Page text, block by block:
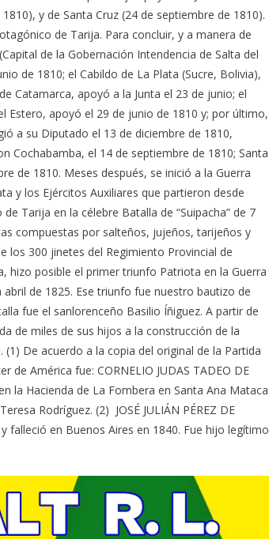
y de Santa Cruz (24 de septiembre de 1810).
de Tarija. Para concluir, y a manera de
de la Gobernación Intendencia de Salta del
de 1810; el Cabildo de La Plata (Sucre, Bolivia),
Catamarca, apoyó a la Junta el 23 de junio; el
Estero, apoyó el 29 de junio de 1810 y; por último,
a su Diputado el 13 de diciembre de 1810,
Cochabamba, el 14 de septiembre de 1810; Santa
de 1810. Meses después, se inició a la Guerra
y los Ejércitos Auxiliares que partieron desde
Tarija en la célebre Batalla de “Suipacha” de 7
compuestas por salteños, jujeños, tarijeños y
los 300 jinetes del Regimiento Provincial de
hizo posible el primer triunfo Patriota en la Guerra
de 1825. Ese triunfo fue nuestro bautizo de
fue el sanlorenceño Basilio Íñiguez. A partir de
de miles de sus hijos a la construcción de la
De acuerdo a la copia del original de la Partida
América fue: CORNELIO JUDAS TADEO DE
la Hacienda de La Fombera en Santa Ana Mataca
Rodríguez. (2) JOSÉ JULIÁN PÉREZ DE
falleció en Buenos Aires en 1840. Fue hijo legítimo